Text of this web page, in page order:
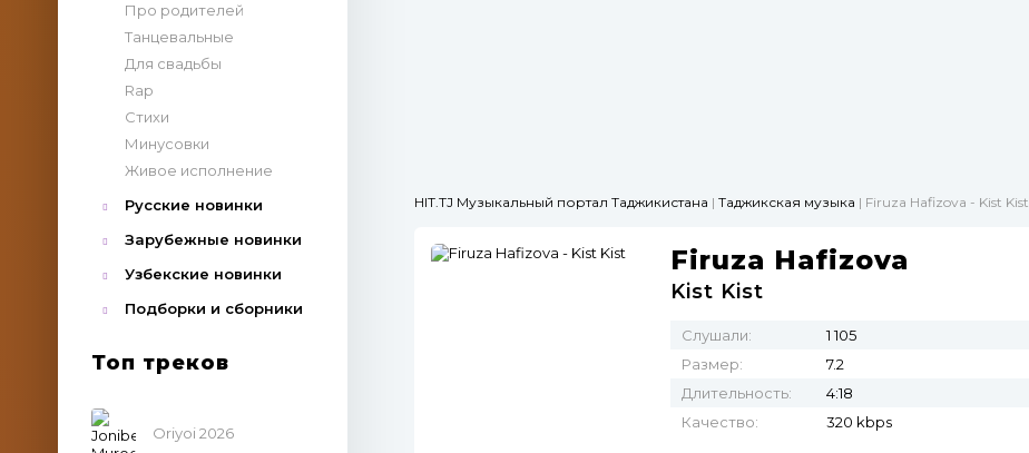
Про родителей
Танцевальные
Для свадьбы
Rap
Стихи
Минусовки
Живое исполнение
Русские новинки
Зарубежные новинки
Узбекские новинки
Подборки и сборники
Топ треков
Oriyoi 2026
HIT.TJ Музыкальный портал Таджикистана | Таджикская музыка | Firuza Hafizova - Kist Kist
Firuza Hafizova
Kist Kist
Слушали:
1 105
Размер:
7.2
Длительность:
4:18
Качество:
320 kbps